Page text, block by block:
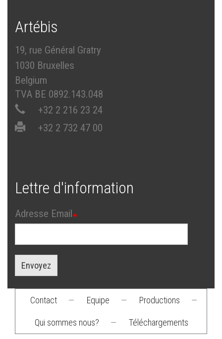
Artébis
19, rue Général Gratry
1030 Bruxelles
Belgium
TVA BE 0892.143.048
+32 2 216 23 24
+32 2 732 47 00
Lettre d'information
Adresse Email
Envoyez
Footer
menu
Contact — Equipe — Productions —
Qui sommes nous? — Téléchargements